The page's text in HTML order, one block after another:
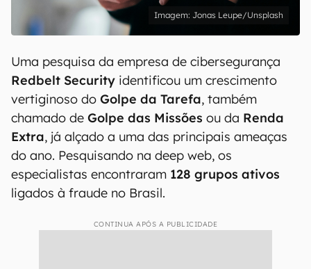
Jonas Leupe/Unsplash
Uma pesquisa da empresa de cibersegurança
Redbelt Security identificou um crescimento
vertiginoso do Golpe da Tarefa, também
chamado de Golpe das Missões ou da Renda
Extra, já alçado a uma das principais ameaças
do ano. Pesquisando na deep web, os
especialistas encontraram 128 grupos ativos
ligados à fraude no Brasil.
CONTINUA APÓS A PUBLICIDADE